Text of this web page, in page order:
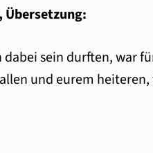
dabei sein durften, war
und eurem